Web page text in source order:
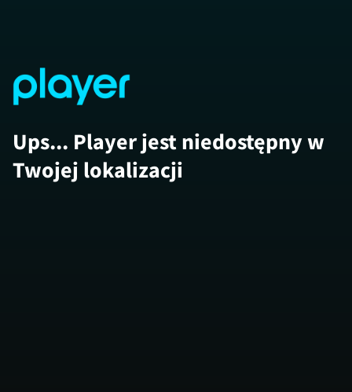
Ups... Player jest niedostępny w
Twojej lokalizacji